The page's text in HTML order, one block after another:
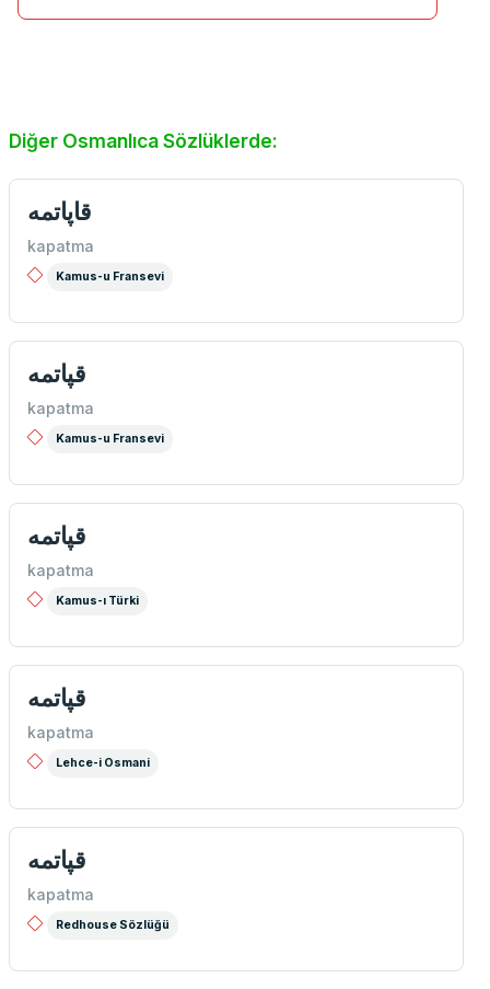
Diğer Osmanlıca Sözlüklerde:
قاپاتمه
kapatma
Kamus-u Fransevi
قپاتمه
kapatma
Kamus-u Fransevi
قپاتمه
kapatma
Kamus-ı Türki
قپاتمه
kapatma
Lehce-i Osmani
قپاتمه
kapatma
Redhouse Sözlüğü